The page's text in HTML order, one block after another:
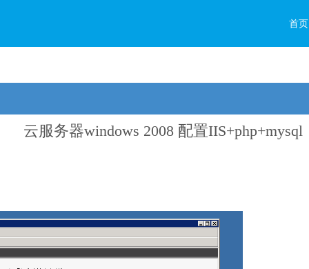
首页
云服务器windows 2008 配置IIS+php+mysql